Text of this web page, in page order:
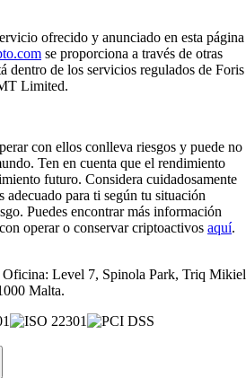
ofrecido y anunciado en esta página
se proporciona a través de otras
dentro de los servicios regulados de Foris
Limited.
con ellos conlleva riesgos y puede no
Ten en cuenta que el rendimiento
futuro. Considera cuidadosamente
para ti según tu situación
Puedes encontrar más información
operar o conservar criptoactivos aquí.
Oficina: Level 7, Spinola Park, Triq Mikiel
Malta.